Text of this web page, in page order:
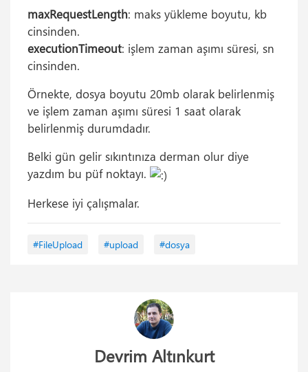
maxRequestLength: maks yükleme boyutu, kb
cinsinden.
executionTimeout: işlem zaman aşımı süresi, sn
cinsinden.
Örnekte, dosya boyutu 20mb olarak belirlenmiş
ve işlem zaman aşımı süresi 1 saat olarak
belirlenmiş durumdadır.
Belki gün gelir sıkıntınıza derman olur diye
yazdım bu püf noktayı.
Herkese iyi çalışmalar.
#FileUpload #upload #dosya
Devrim Altınkurt